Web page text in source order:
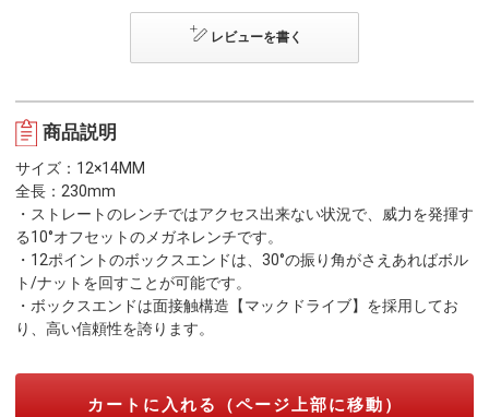
レビューを書く
商品説明
サイズ：12×14MM
全長：230mm
・ストレートのレンチではアクセス出来ない状況で、威力を発揮す
る10°オフセットのメガネレンチです。
・12ポイントのボックスエンドは、30°の振り角がさえあればボル
ト/ナットを回すことが可能です。
・ボックスエンドは面接触構造【マックドライブ】を採用してお
り、高い信頼性を誇ります。
カートに入れる（ページ上部に移動）